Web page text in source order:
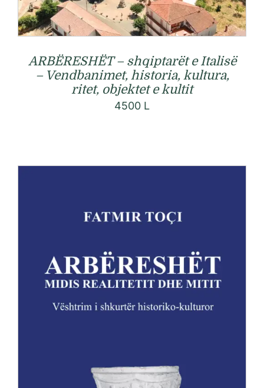
ARBËRESHËT – shqiptarët e Italisë
– Vendbanimet, historia, kultura,
ritet, objektet e kultit
4500 L